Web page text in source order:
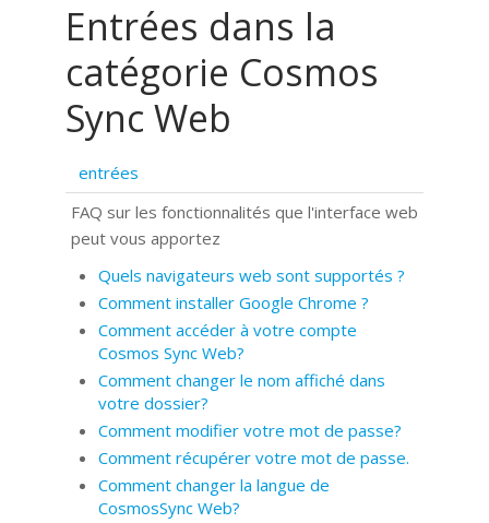
Entrées dans la
catégorie Cosmos
Sync Web
entrées
FAQ sur les fonctionnalités que l'interface web
peut vous apportez
Quels navigateurs web sont supportés ?
Comment installer Google Chrome ?
Comment accéder à votre compte
Cosmos Sync Web?
Comment changer le nom affiché dans
votre dossier?
Comment modifier votre mot de passe?
Comment récupérer votre mot de passe.
Comment changer la langue de
CosmosSync Web?